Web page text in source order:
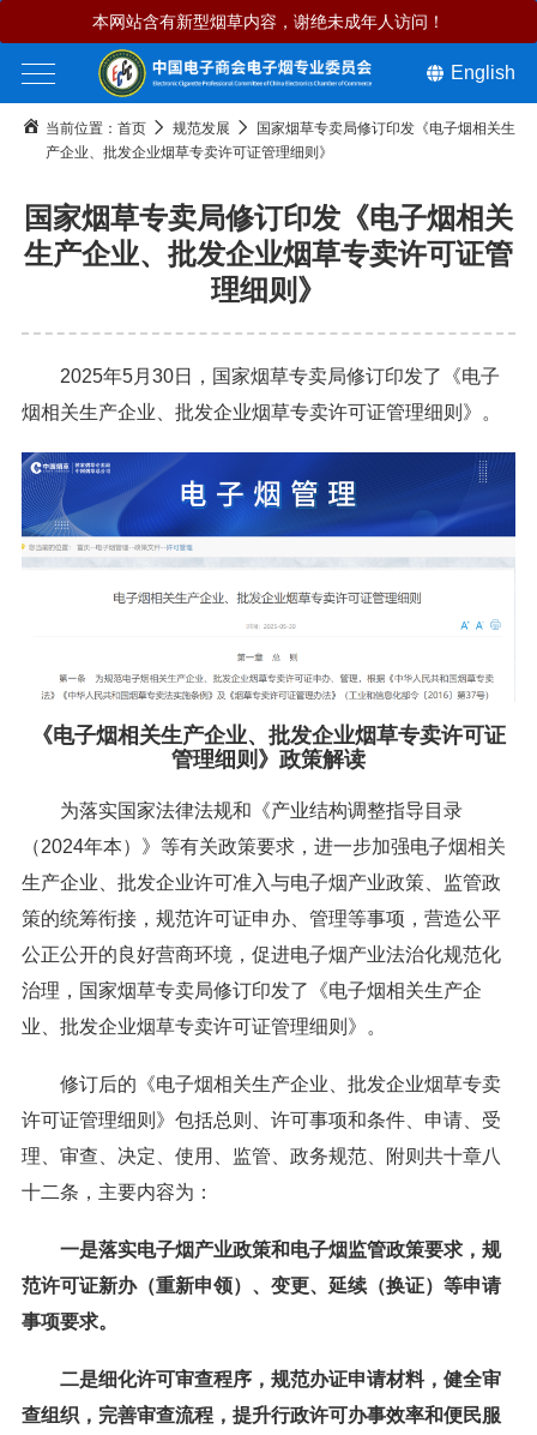
English
本网站含有新型烟草内容，谢绝未成年人访问！
当前位置： 首页 规范发展
国家烟草专卖局修订印发《电子烟相关生
产企业、批发企业烟草专卖许可证管理细则》
国家烟草专卖局修订印发《电子烟相关
生产企业、批发企业烟草专卖许可证管
理细则》
2025年5月30日，国家烟草专卖局修订印发了《电子
烟相关生产企业、批发企业烟草专卖许可证管理细则》。
《电子烟相关生产企业、批发企业烟草专卖许可证
管理细则》政策解读
为落实国家法律法规和《产业结构调整指导目录
（2024年本）》等有关政策要求，进一步加强电子烟相关
生产企业、批发企业许可准入与电子烟产业政策、监管政
策的统筹衔接，规范许可证申办、管理等事项，营造公平
公正公开的良好营商环境，促进电子烟产业法治化规范化
治理，国家烟草专卖局修订印发了《电子烟相关生产企
业、批发企业烟草专卖许可证管理细则》。
修订后的《电子烟相关生产企业、批发企业烟草专卖
许可证管理细则》包括总则、许可事项和条件、申请、受
理、审查、决定、使用、监管、政务规范、附则共十章八
十二条，主要内容为：
一是落实电子烟产业政策和电子烟监管政策要求，规
范许可证新办（重新申领）、变更、延续（换证）等申请
事项要求。
二是细化许可审查程序，规范办证申请材料，健全审
查组织，完善审查流程，提升行政许可办事效率和便民服